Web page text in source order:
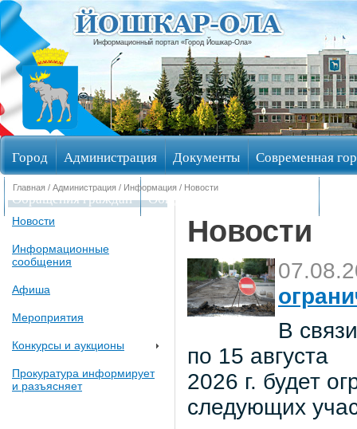
Информационный портал «Город Йошкар-Ола»
Город Администрация Документы Современная
Обращения граждан Общественные обсуждения
Главная / Администрация / Информация / Новости
Новости
Информационные
сообщения
Афиша
Мероприятия
Конкурсы и аукционы
Прокуратура информирует
и разъясняет
Новости
В
по 15 августа
2026 г. будет
следующих